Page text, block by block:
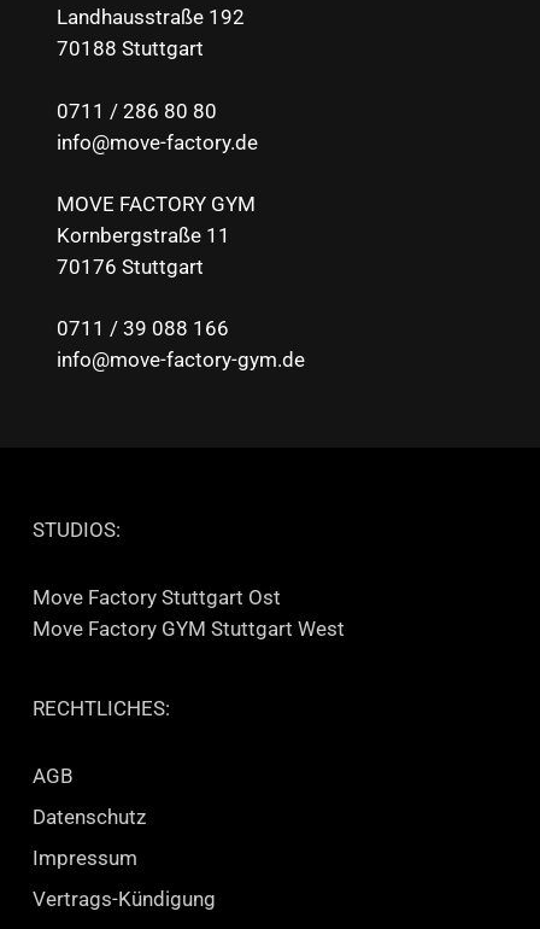
Landhausstraße 192
70188 Stuttgart
0711 / 286 80 80
info@move-factory.de
MOVE FACTORY GYM
Kornbergstraße 11
70176 Stuttgart
0711 / 39 088 166
info@move-factory-gym.de
STUDIOS:
Move Factory Stuttgart Ost
Move Factory GYM Stuttgart West
RECHTLICHES:
AGB
Datenschutz
Impressum
Vertrags-Kündigung